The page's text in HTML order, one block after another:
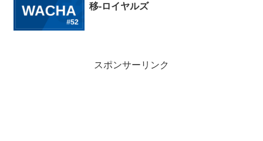
移-ロイヤルズ
スポンサーリンク